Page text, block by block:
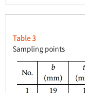
Table 3
Sampling points